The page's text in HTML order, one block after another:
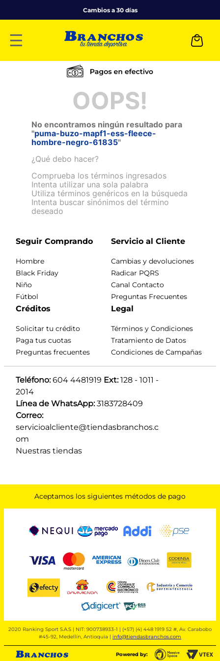
Cambios a 30 días
☰
OOPS!
No encontramos ningún resultado para
"puma-buzo-mapf1-ess-fleece-
hombre-negro-61835"
¿Qué debo hacer?
Comprueba los términos ingresados
Intenta utilizar una sola palabra
Utiliza términos genéricos en la búsqueda
Intenta buscar sinónimos del término
deseado
Seguir Comprando
Hombre
Black Friday
Niño
Fútbol
Servicio al Cliente
Cambias y devoluciones
Radicar PQRS
Canal Contacto
Preguntas Frecuentes
Créditos
Solicitar tu crédito
Paga tus cuotas
Preguntas frecuentes
Legal
Términos y Condiciones
Tratamiento de Datos
Condiciones de Campañas
Teléfono: 604 4481919 Ext: 128 - 1011 -
2014
Línea de WhatsApp: 3183728409
Correo:
servicioalcliente@tiendasbranchos.c
om
Nuestras tiendas
Aceptamos los siguientes métodos de pago
2020 Ranking Sport S.A.S | NIT: 900738933-1 | (+57) (4) 448 1919 52 #, Av. Carabobo
#45-92, Medellín, Antioquia | info@tiendasbranchos.com
Powered by: